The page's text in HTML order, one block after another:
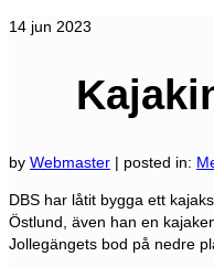
14 jun 2023
by Webmaster | posted in:
DBS har låtit bygga ett
Östlund, även han en
Jollegängets bod på nedre